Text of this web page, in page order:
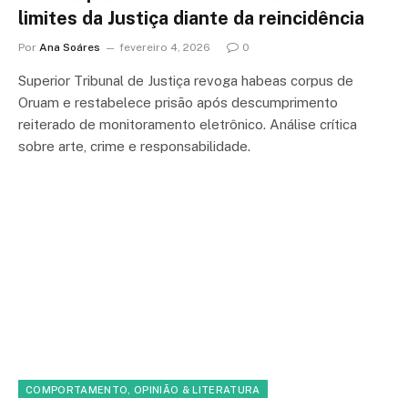
limites da Justiça diante da reincidência
Por Ana Soáres fevereiro 4, 2026 0
Superior Tribunal de Justiça revoga habeas corpus de
Oruam e restabelece prisão após descumprimento
reiterado de monitoramento eletrônico. Análise crítica
sobre arte, crime e responsabilidade.
COMPORTAMENTO, OPINIÃO & LITERATURA